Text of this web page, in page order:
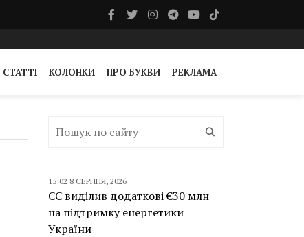
СТАТТІ КОЛОНКИ ПРО БУКВИ РЕКЛАМА
15:02 8 СЕРПНЯ, 2026
ЄС виділив додаткові €30 млн
на підтримку енергетики
України